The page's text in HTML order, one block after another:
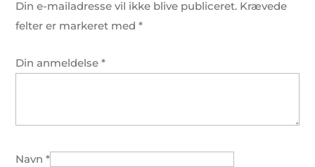
Din e-mailadresse vil ikke blive publiceret. Krævede
felter er markeret med*
Din anmeldelse*
Navn*